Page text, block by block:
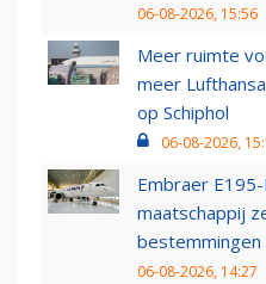
06-08-2026, 15:56
Meer ruimte
meer
op Schiphol
06-08-2026,
Embraer
maatschappij
bestemmingen
06-08-2026, 14:27